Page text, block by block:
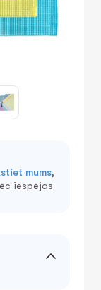
mums,
iespējas